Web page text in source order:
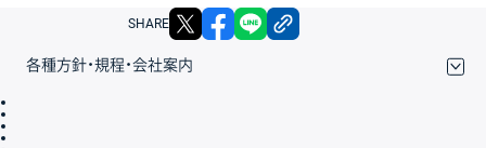
SHARE X facebook
各種方針・規程・会社案内